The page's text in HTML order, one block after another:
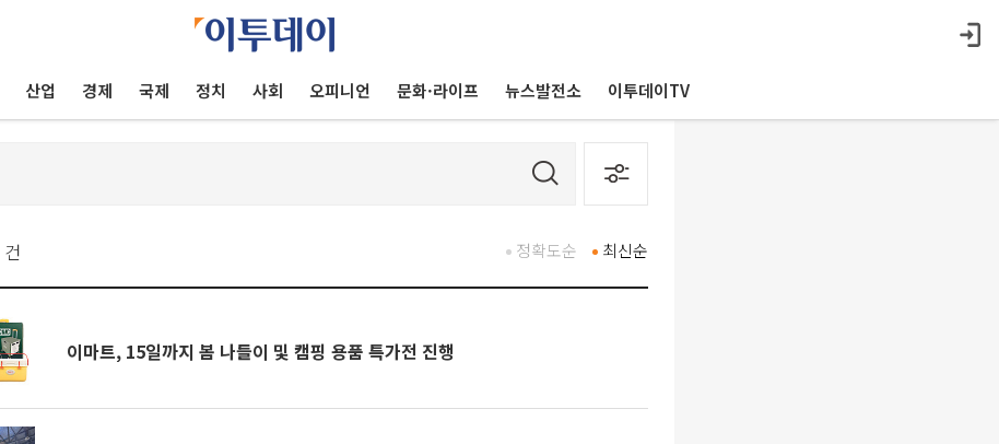
산업 경제 국제 정치 사회 오피니언 문화·라이프 뉴스발전소 이투데이TV
건 최신순
정확도순
이마트, 15일까지 봄 나들이 및 캠핑 용품 특가전 진행